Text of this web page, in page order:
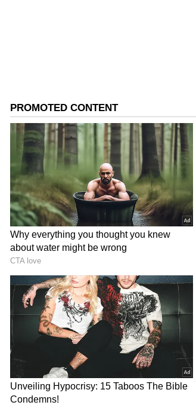
அறிக்கையில் தெரிவித்தனர்.
தமிழகத்தில் பாஜக எத்தனை
அதிகரித்துள்ளதா.? பிரசாத் கிஷோர்